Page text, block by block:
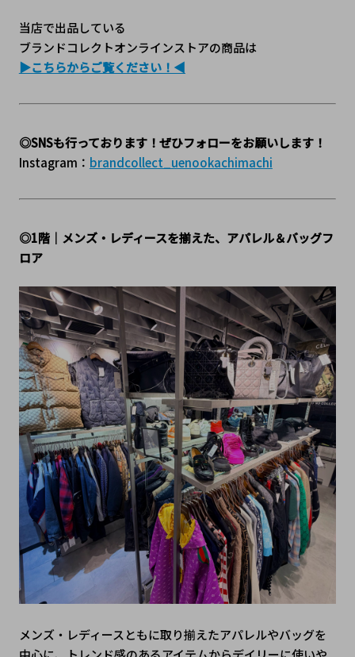
当店で出品している
ブランドコレクトオンラインストアの商品は
▶こちらからご覧ください！◀
◎SNSも行っております！ぜひフォローをお願いします！
Instagram： brandcollect_uenookachimachi
◎1階｜メンズ・レディースを揃えた、アパレル＆バッグフ
ロア
メンズ・レディースともに取り揃えたアパレルやバッグを